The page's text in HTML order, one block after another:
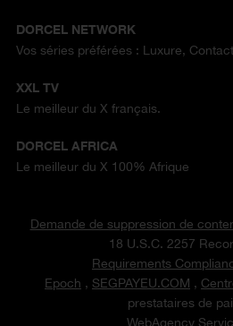
DORCEL NETWORK
Vos séries préférées : Luxure,
XXL TV
Le meilleur du X français.
DORCEL AFRICA
Le meilleur du X 100% Afrique
Demande de suppression de
18 U.S.C. 2257
Requirements
Epoch , SEGPAYEU.COM ,
prestataires de
WebAgency